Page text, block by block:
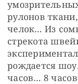
рулонов
челок… Из
стрекота
рождается
часов… 8